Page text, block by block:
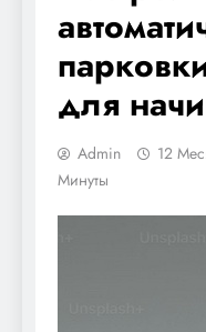
для
Admin 12
Минуты